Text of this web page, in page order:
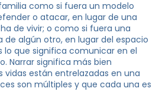
como si fuera un modelo
o atacar, en lugar de una
de vivir; o como si fuera una
algún otro, en lugar del espacio
que significa comunicar en el
Narrar significa más bien
están entrelazadas en una
son múltiples y que cada una es